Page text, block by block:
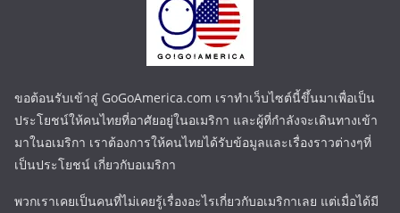
ขอต้อนรับเข้าสู่ GoGoAmerica.com เราทำเว็บไซต์นี้ขึ้นมาเพื่อเป็น
ประโยชน์ให้คนไทยที่อาศัยอยู่ในอเมริกา และผู้ที่กำลังจะเดินทางเข้า
มาในอเมริกา เราต้องการให้คนไทยได้รับข้อมูลและเรื่องราวต่างๆที่
เป็นประโยชน์ เกี่ยวกับอเมริกา
พวกเราเคยเป็นคนที่ไม่เคยรู้เรื่องอะไรเกี่ยวกับอเมริกาเลย แต่เมื่อได้มี